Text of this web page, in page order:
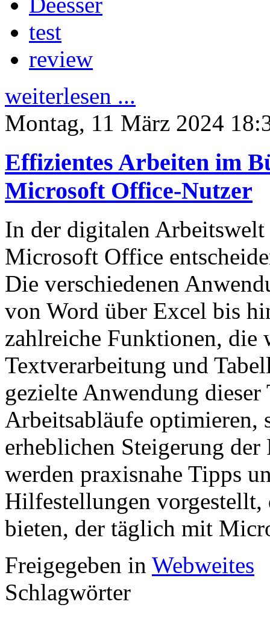
test
review
weiterlesen ...
Montag, 11 März 2024
Effizientes Arbeiten im
Microsoft Office-Nutzer
In der digitalen
Microsoft Office
Die verschiedenen
von Word über Excel bis
zahlreiche Funktionen, die
Textverarbeitung und
gezielte Anwendung
Arbeitsabläufe optimieren,
erheblichen Steigerung
werden praxisnahe Tipps
Hilfestellungen
bieten, der täglich mit
Freigegeben in Webweites
Schlagwörter